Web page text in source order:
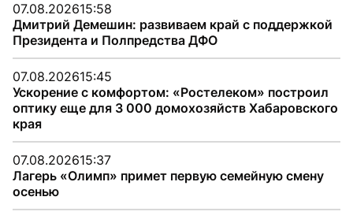
07.08.202615:58
Дмитрий Демешин: развиваем край с поддержкой
Президента и Полпредства ДФО
07.08.202615:45
Ускорение с комфортом: «Ростелеком» построил
оптику еще для 3 000 домохозяйств Хабаровского
края
07.08.202615:37
Лагерь «Олимп» примет первую семейную смену
осенью